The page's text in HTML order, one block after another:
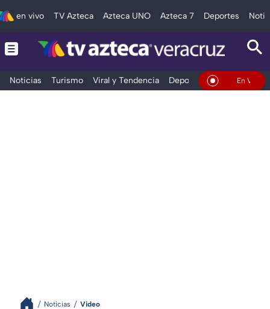
en vivo TV Azteca Azteca UNO Azteca 7 Deportes
Noticias Turismo Viral y Tendencia Deportes Espectáculos
En Vivo
Noticias Video